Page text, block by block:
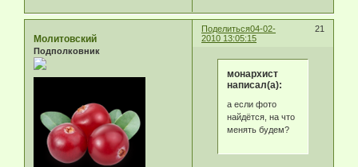
Поделиться 21
04-02-
2010 13:05:15
Молитовский
Подполковник
монархист
написал(а):
а если фото
найдётся, на что
менять будем?